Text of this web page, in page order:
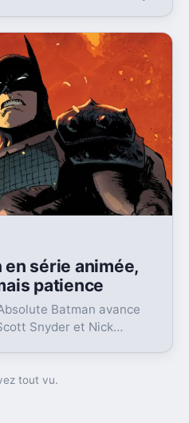
série animée,
patience
Batman avance
Snyder et Nick